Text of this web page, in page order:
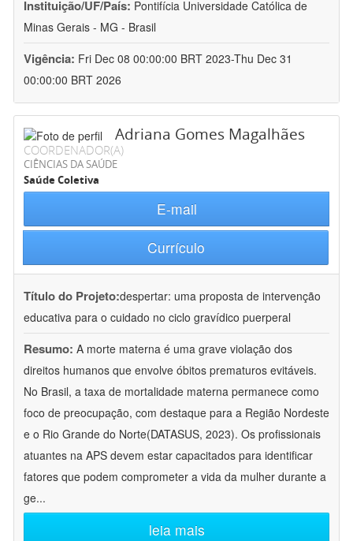
Instituição/UF/País: Pontifícia Universidade Católica de
Minas Gerais - MG - Brasil
Vigência: Fri Dec 08 00:00:00 BRT 2023-Thu Dec 31
00:00:00 BRT 2026
Adriana Gomes Magalhães
COORDENADOR(A)
CIÊNCIAS DA SAÚDE
Saúde Coletiva
E-mail
Currículo
Título do Projeto:despertar: uma proposta de intervenção
educativa para o cuidado no ciclo gravídico puerperal
Resumo: A morte materna é uma grave violação dos
direitos humanos que envolve óbitos prematuros evitáveis.
No Brasil, a taxa de mortalidade materna permanece como
foco de preocupação, com destaque para a Região Nordeste
e o Rio Grande do Norte(DATASUS, 2023). Os profissionais
atuantes na APS devem estar capacitados para identificar
fatores que podem comprometer a vida da mulher durante a
ge...
leia mais